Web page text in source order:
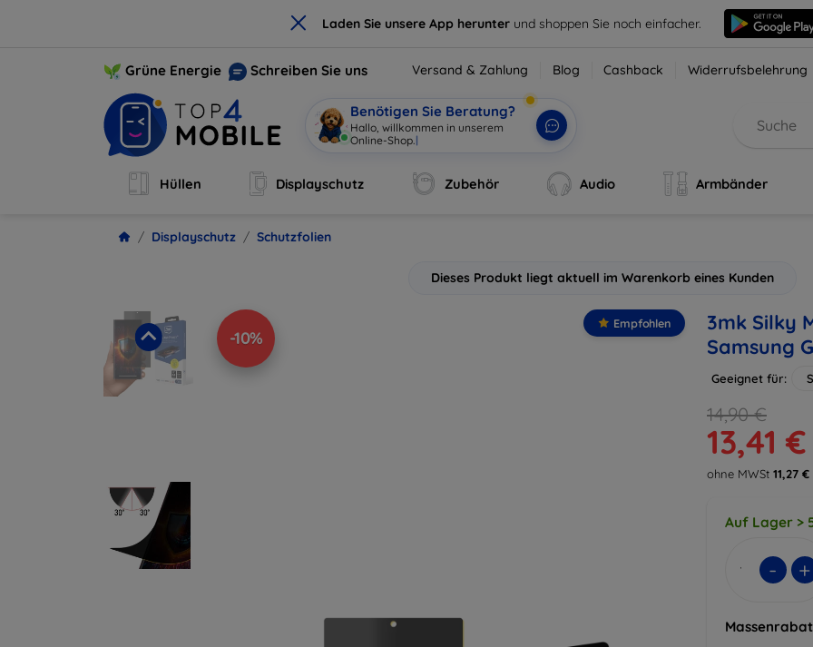
× Laden Sie unsere App herunter und shoppen Sie noch einfacher.
Grüne Energie Schreiben Sie uns Versand & Zahlung Blog Cashback Widerrufsbelehrung
Benötigen Sie Beratung?
Hallo, willkommen in unserem
Online-Shop. |
Hüllen Displayschutz Zubehör Audio Armbänder
Displayschutz Schutzfolien
Dieses Produkt liegt aktuell im Warenkorb eines Kunden
-10%
Empfohlen
3mk Silky
Samsung
Geeignet für:
14,90 €
13,41 €
ohne MWSt 11,27 €
Auf Lager >
- +